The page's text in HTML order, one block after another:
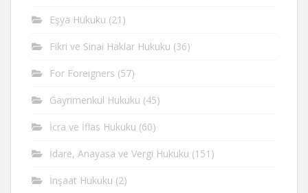
Eşya Hukuku (21)
Fikri ve Sinai Haklar Hukuku (36)
For Foreigners (57)
Gayrimenkul Hukuku (45)
İcra ve İflas Hukuku (60)
İdare, Anayasa ve Vergi Hukuku (151)
İnşaat Hukuku (2)